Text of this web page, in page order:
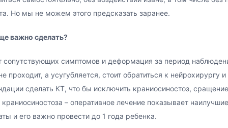
Но мы не можем этого предсказать заранее. ⠀⠀ ⠀
важно сделать?
сопутствующих симптомов и деформация за период
проходит, а усугубляется, стоит обратиться к нейрохирургу и
сделать КТ, что бы исключить краниосиностоз,
краниосиностоза – оперативное лечение показывает наилучшие
и его важно провести до 1 года ребенка. ⠀⠀